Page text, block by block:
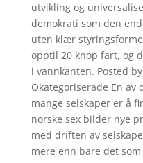
utvikling og
demokrati som den
uten klær
opptil 20 knop fart, og
i vannkanten. Posted
Okategoriserade En
mange selskaper er å
norske sex bilder nye
med driften av
mere enn bare det